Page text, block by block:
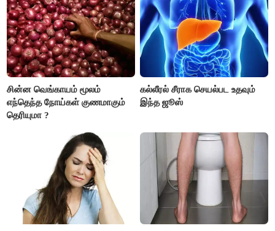
கவனம் தேவை..!
சின்ன வெங்காயம் மூலம்
எந்தெந்த நோய்கள் குணமாகும்
தெரியுமா ?
கல்லீரல் சீராக செயல்பட உதவும்
இந்த ஜூஸ்